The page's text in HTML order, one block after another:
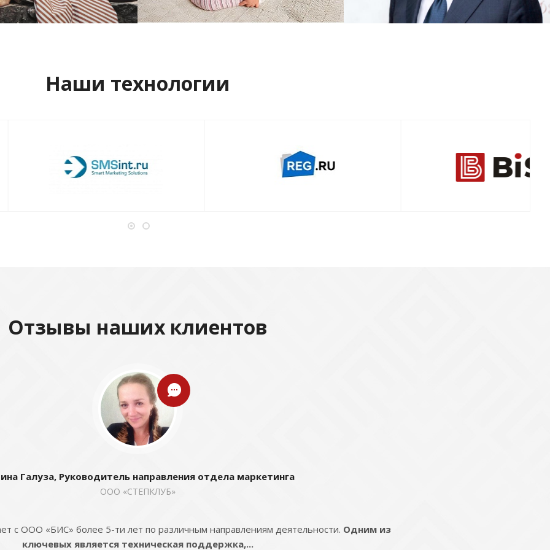
проект
Смотреть проект
Смотреть проект
Наши технологии
Отзывы наших клиентов
Галуза, Руководитель направления отдела маркетинга
ООО «СТЕПКЛУБ»
с ООО «БИС» более 5-ти лет по различным направлениям деятельности. Одним из
ключевых является техническая поддержка,...